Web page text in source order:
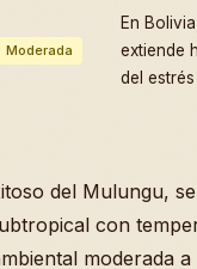
Moderada
En
extiende
del
del Mulungu,
con
moderada a